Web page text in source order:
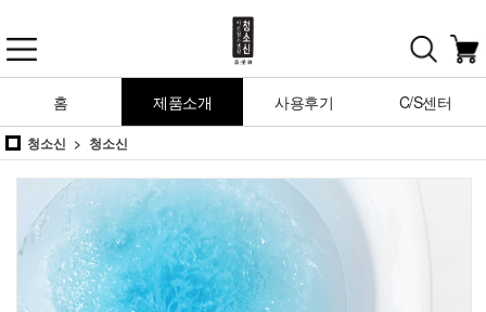
홈 제품소개 사용후기 C/S센터
청소신 청소신